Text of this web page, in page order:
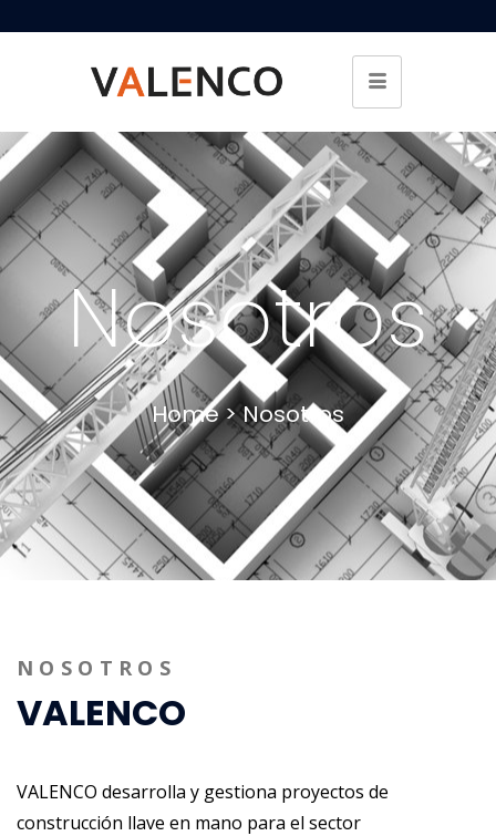
Nosotros
Home > Nosotros
NOSOTROS
VALENCO
VALENCO desarrolla y gestiona proyectos de
construcción llave en mano para el sector